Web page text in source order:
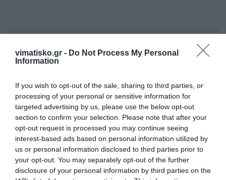
vimatisko.gr - Do Not Process My Personal
Information
If you wish to opt-out of the sale, sharing to third parties, or
processing of your personal or sensitive information for
targeted advertising by us, please use the below opt-out
section to confirm your selection. Please note that after your
opt-out request is processed you may continue seeing
interest-based ads based on personal information utilized by
us or personal information disclosed to third parties prior to
your opt-out. You may separately opt-out of the further
disclosure of your personal information by third parties on the
χυδαιότητας!
Σχόλια 0
Πρόσθεσε ένα σχόλιο
ΟΝΟΜΑ